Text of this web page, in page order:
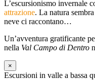
L’escursionismo invernale
attrazione. La natura
neve ci raccontano…
Un’avventura gratificante
nella Val Campo di Dentro
×
Escursioni in valle a bassa